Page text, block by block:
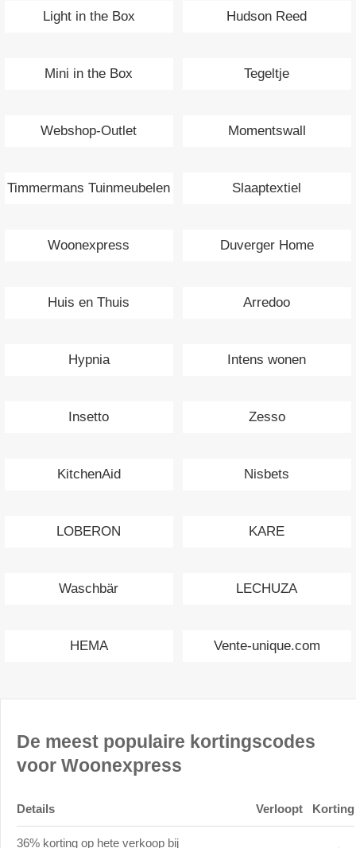
Light in the Box Hudson Reed
Mini in the Box Tegeltje
Webshop-Outlet Momentswall
Timmermans Tuinmeubelen Slaaptextiel
Woonexpress Duverger Home
Huis en Thuis Arredoo
Hypnia Intens wonen
Insetto Zesso
KitchenAid Nisbets
LOBERON KARE
Waschbär LECHUZA
HEMA Vente-unique.com
De meest populaire kortingscodes
voor Woonexpress
Details Verloopt Korting
36% korting op hete verkoop bij